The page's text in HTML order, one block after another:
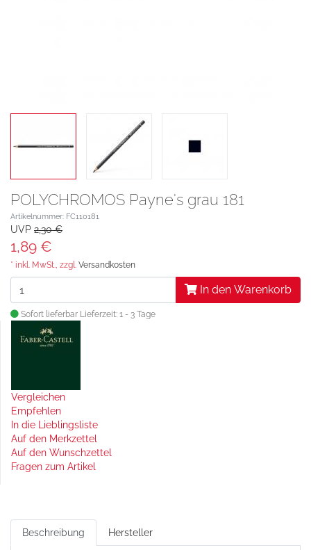
POLYCHROMOS Payne's grau 181
Artikelnummer: FC110181
UVP 2,30 €
1,89 €
* inkl. MwSt., zzgl. Versandkosten
In den Warenkorb
Sofort lieferbar Lieferzeit: 1 - 3 Tage
Vergleichen
Empfehlen
In die Lieblingsliste
Auf den Merkzettel
Auf den Wunschzettel
Fragen zum Artikel
Beschreibung Hersteller